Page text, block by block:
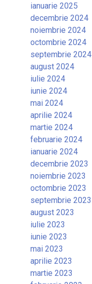
ianuarie 2025
decembrie 2024
noiembrie 2024
octombrie 2024
septembrie 2024
august 2024
iulie 2024
iunie 2024
mai 2024
aprilie 2024
martie 2024
februarie 2024
ianuarie 2024
decembrie 2023
noiembrie 2023
octombrie 2023
septembrie 2023
august 2023
iulie 2023
iunie 2023
mai 2023
aprilie 2023
martie 2023